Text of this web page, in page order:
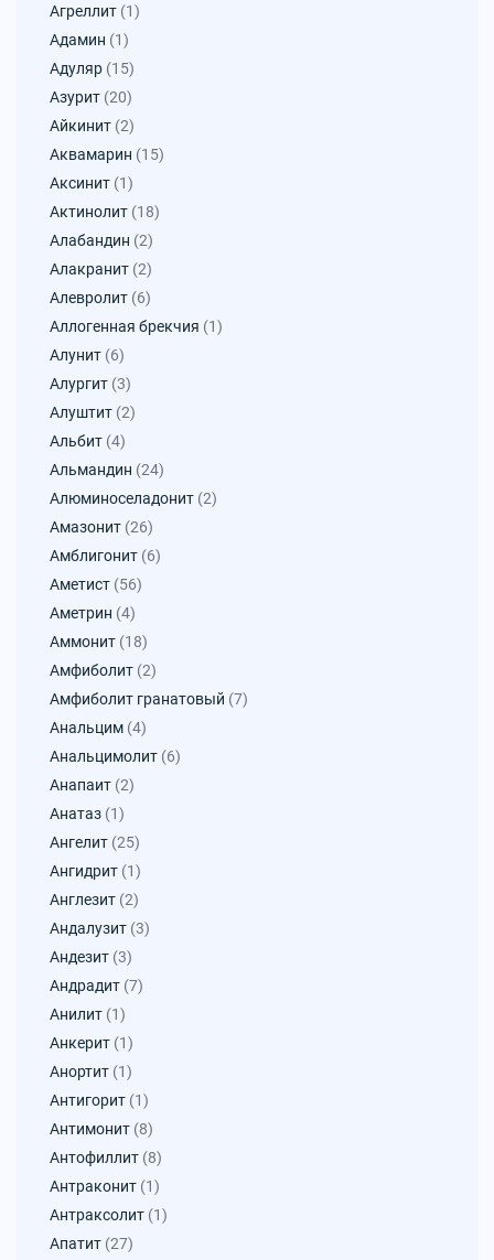
Агреллит (1)
Адамин (1)
Адуляр (15)
Азурит (20)
Айкинит (2)
Аквамарин (15)
Аксинит (1)
Актинолит (18)
Алабандин (2)
Алакранит (2)
Алевролит (6)
Аллогенная брекчия (1)
Алунит (6)
Алургит (3)
Алуштит (2)
Альбит (4)
Альмандин (24)
Алюминоселадонит (2)
Амазонит (26)
Амблигонит (6)
Аметист (56)
Аметрин (4)
Аммонит (18)
Амфиболит (2)
Амфиболит гранатовый (7)
Анальцим (4)
Анальцимолит (6)
Анапаит (2)
Анатаз (1)
Ангелит (25)
Ангидрит (1)
Англезит (2)
Андалузит (3)
Андезит (3)
Андрадит (7)
Анилит (1)
Анкерит (1)
Анортит (1)
Антигорит (1)
Антимонит (8)
Антофиллит (8)
Антраконит (1)
Антраксолит (1)
Апатит (27)